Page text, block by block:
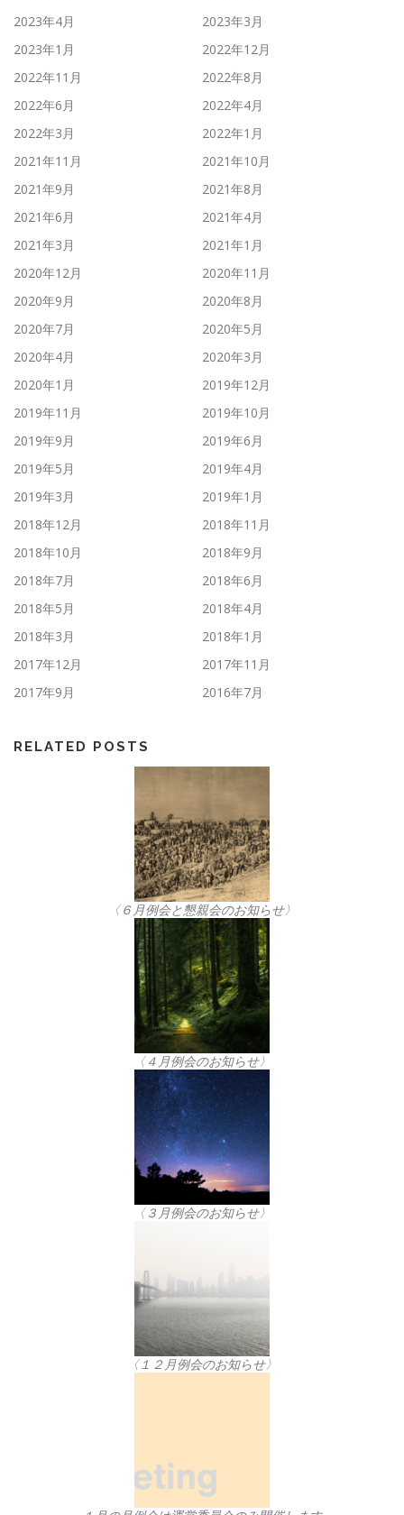
2023年4月
2023年3月
2023年1月
2022年12月
2022年11月
2022年8月
2022年6月
2022年4月
2022年3月
2022年1月
2021年11月
2021年10月
2021年9月
2021年8月
2021年6月
2021年4月
2021年3月
2021年1月
2020年12月
2020年11月
2020年9月
2020年8月
2020年7月
2020年5月
2020年4月
2020年3月
2020年1月
2019年12月
2019年11月
2019年10月
2019年9月
2019年6月
2019年5月
2019年4月
2019年3月
2019年1月
2018年12月
2018年11月
2018年10月
2018年9月
2018年7月
2018年6月
2018年5月
2018年4月
2018年3月
2018年1月
2017年12月
2017年11月
2017年9月
2016年7月
RELATED POSTS
〈６月例会と懇親会のお知らせ〉
〈４月例会のお知らせ〉
〈３月例会のお知らせ〉
〈１２月例会のお知らせ〉